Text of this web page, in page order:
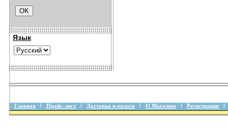
Язык
Главная Прайс-лист Доставка и оплата О Магазине Регистрация